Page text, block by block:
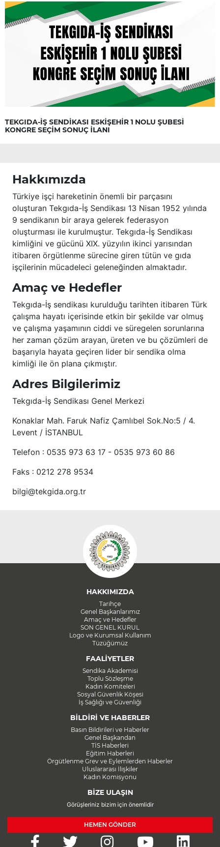
TEKGIDA-İŞ SENDİKASI ESKİŞEHİR 1 NOLU ŞUBESİ
KONGRE SEÇİM SONUÇ İLANI
Hakkımızda
Türkiye işçi hareketinin önemli bir parçasını
oluşturan Tekgıda-İş Sendikası 13 Nisan 1952 yılında
9 sendikanın bir araya gelerek federasyon
oluşturması ile kurulmuştur. Tekgıda-İş Sendikası
kimliğini ve gücünü XIX. yüzyılın ikinci yarısından
itibaren örgütlenme sürecine giren tütün ve gıda
işçilerinin mücadeleci geleneğinden almaktadır.
Amaç ve Hedefler
Tekgıda-İş sendikası kurulduğu tarihten itibaren Türk
çalışma hayatı içerisinde etkin bir şekilde var olmuş
ve çalışma yaşamının ciddi ve süregelen sorunlarına
her zaman çözüm arayan, üreten ve bu çözümleri de
başarıyla hayata geçiren lider bir sendika olma
kimliği ile ön plana çıkmıştır.
Adres Bilgilerimiz
Tekgıda-İş Sendikası Genel Merkezi
Konaklar Mah. Faruk Nafiz Çamlıbel Sok.No:5 / 4.
Levent / İSTANBUL
Telefon : 0535 973 63 17 - 0535 973 60 86
Faks : 0212 278 9534
bilgi@tekgida.org.tr
HAKKIMIZDA
Tarihçe
Genel Başkanlarımız
Amaç ve Hedefler
SON GENEL KURUL
Logo ve Kurumsal Kullanım
Tüzüğümüz
FAALİYETLER
Sendika Akademisi
Toplu Sözleşme
Kadın Komiteleri
Sosyal Güvenlik Köşesi
İş Sağlığı ve Güvenliği
BİLDİRİ VE HABERLER
Basın Bildirileri ve Haberler
Genel Başkandan
TİS Haberleri
Eğitim Haberleri
Örgütlenme Grev ve Eylemlerden Haberler
Uluslararası İlişkiler
Kadın Komisyonu
BİZE ULAŞIN
Görüşleriniz bizim için önemlidir
HEMEN GÖNDER